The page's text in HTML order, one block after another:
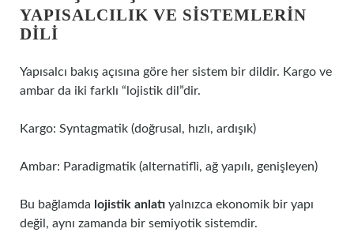
YAPISALCILIK VE SISTEMLERIN
DILI
Yapısalcı bakış açısına göre her sistem bir dildir. Kargo ve
ambar da iki farklı “lojistik dil”dir.
Kargo: Syntagmatik (doğrusal, hızlı, ardışık)
Ambar: Paradigmatik (alternatifli, ağ yapılı, genişleyen)
Bu bağlamda lojistik anlatı yalnızca ekonomik bir yapı
değil, aynı zamanda bir semiyotik sistemdir.